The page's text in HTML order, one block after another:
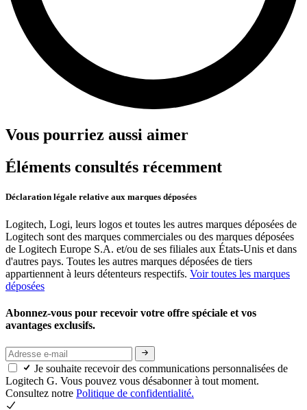
Vous pourriez aussi aimer
Éléments consultés récemment
Déclaration légale relative aux marques déposées
Logitech, Logi, leurs logos et toutes les autres marques déposées de
Logitech sont des marques commerciales ou des marques déposées
de Logitech Europe S.A. et/ou de ses filiales aux États-Unis et dans
d'autres pays. Toutes les autres marques déposées de tiers
appartiennent à leurs détenteurs respectifs. Voir toutes les marques
déposées
Abonnez-vous pour recevoir votre offre spéciale et vos
avantages exclusifs.
Je souhaite recevoir des communications personnalisées de
Logitech G. Vous pouvez vous désabonner à tout moment.
Consultez notre Politique de confidentialité.